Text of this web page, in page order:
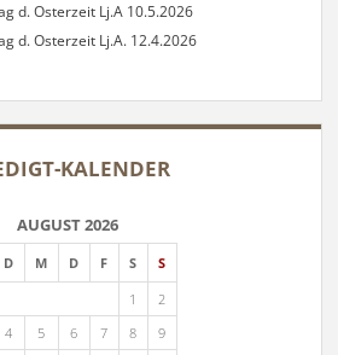
d. Osterzeit Lj.A 10.5.2026
d. Osterzeit Lj.A. 12.4.2026
KALENDER
AUGUST 2026
D M D F S
S
1
2
4 5 6 7 8
9